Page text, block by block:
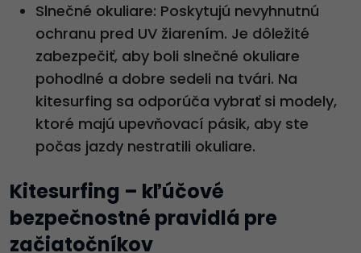
Slnečné okuliare: Poskytujú nevyhnutnú
ochranu pred UV žiarením. Je dôležité
zabezpečiť, aby boli slnečné okuliare
pohodlné a dobre sedeli na tvári. Na
kitesurfing sa odporúča vybrať si modely,
ktoré majú upevňovací pásik, aby ste
počas jazdy nestratili okuliare.
Kitesurfing – kľúčové
bezpečnostné pravidlá pre
začiatočníkov